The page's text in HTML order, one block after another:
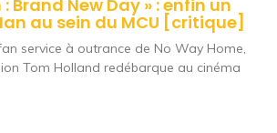
Brand New Day » : enfin un
au sein du MCU [critique]
service à outrance de No Way Home,
Tom Holland redébarque au cinéma